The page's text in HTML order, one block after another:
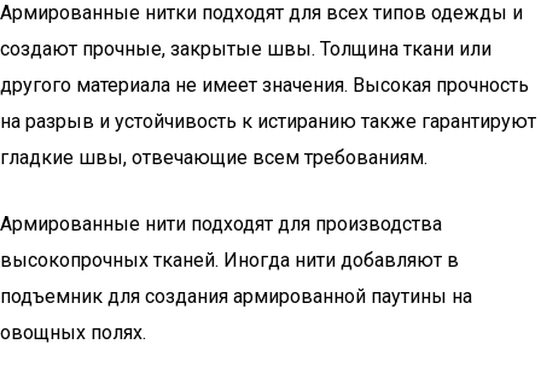
Армированные нитки подходят для всех типов одежды и
создают прочные, закрытые швы. Толщина ткани или
другого материала не имеет значения. Высокая прочность
на разрыв и устойчивость к истиранию также гарантируют
гладкие швы, отвечающие всем требованиям.
Армированные нити подходят для производства
высокопрочных тканей. Иногда нити добавляют в
подъемник для создания армированной паутины на
овощных полях.